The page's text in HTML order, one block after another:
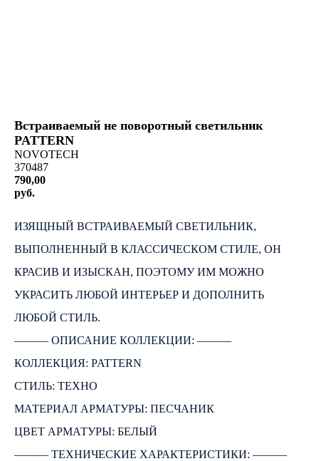
Встраиваемый не поворотный светильник
PATTERN
NOVOTECH
370487
790,00
руб.
ИЗЯЩНЫЙ ВСТРАИВАЕМЫЙ СВЕТИЛЬНИК,
ВЫПОЛНЕННЫЙ В КЛАССИЧЕСКОМ СТИЛЕ, ОН
КРАСИВ И ИЗЫСКАН, ПОЭТОМУ ИМ МОЖНО
УКРАСИТЬ ЛЮБОЙ ИНТЕРЬЕР И ДОПОЛНИТЬ
ЛЮБОЙ СТИЛЬ.
――― ОПИСАНИЕ КОЛЛЕКЦИИ: ―――
КОЛЛЕКЦИЯ: PATTERN
СТИЛЬ: ТЕХНО
МАТЕРИАЛ АРМАТУРЫ: ПЕСЧАНИК
ЦВЕТ АРМАТУРЫ: БЕЛЫЙ
――― ТЕХНИЧЕСКИЕ ХАРАКТЕРИСТИКИ: ―――